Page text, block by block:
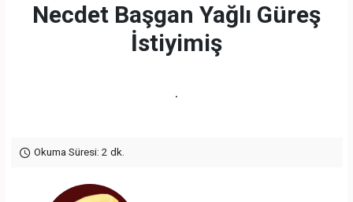
Necdet Başgan Yağlı Güreş
İstiyimiş
.
Okuma Süresi: 2 dk.